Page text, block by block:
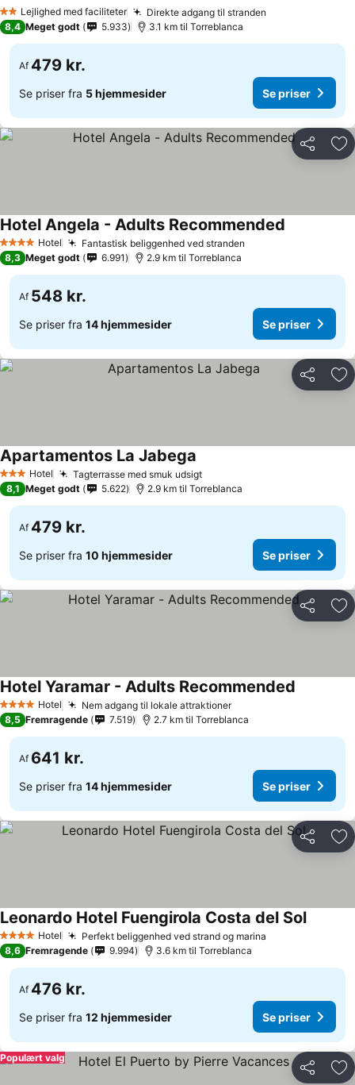
2 StjernerLejlighed med faciliteter Direkte adgang til stranden
8,4 Meget godt 5.933 3.1 km til Torreblanca
Af 479 kr.
Se priser fra 5 hjemmesider Se priser
Del
4 StjernerHotel Fantastisk beliggenhed ved stranden
Hotel Angela - Adults Recommended
8,3 Meget godt 6.991 2.9 km til Torreblanca
Af 548 kr.
Se priser fra 14 hjemmesider Se priser
Del
3 StjernerHotel Tagterrasse med smuk udsigtSe priser
Apartamentos La Jabega
8,1 Meget godt 5.622 2.9 km til Torreblanca
Af 479 kr.
Se priser fra 10 hjemmesider Se priser
Del
4 StjernerHotel Nem adgang til lokale attraktionerSe priser
Hotel Yaramar - Adults Recommended
8,5 Fremragende 7.519 2.7 km til Torreblanca
Af 641 kr.
Se priser fra 14 hjemmesider Se priser
Del
4 StjernerHotel Perfekt beliggenhed ved strand og marina
Leonardo Hotel Fuengirola Costa del SolSe
8,6 Fremragende 9.994 3.6 km til Torreblanca
Af 476 kr.
Se priser fra 12 hjemmesider Se priser
Del
Populært valg